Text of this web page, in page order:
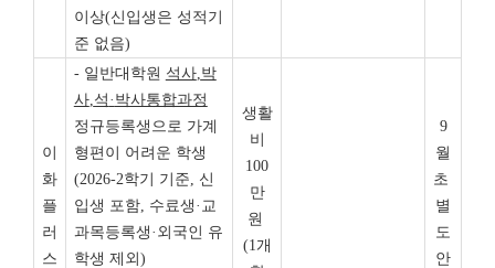
이상(신입생은 성적기
준 없음)
이
화
플
러
스
- 일반대학원 석사, 박
사, 석 · 박사통합과정
정규등록생으로 가계
형편이 어려운 학생
(2026-2학기 기준, 신
입생 포함, 수료생·교
과목등록생·외국인 유
학생 제외)
생활
비
100
만
원
(1개
9
월
초
별
도
안